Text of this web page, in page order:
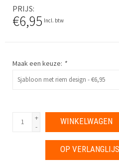
PRIJS
€6,95 Incl. btw
Maak een keuze: *
+
-
WINKELWAGEN
OP